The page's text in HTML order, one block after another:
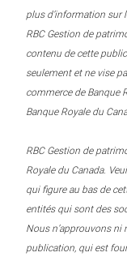
plus d’information sur
RBC Gestion de
contenu de cette
seulement et ne vise
commerce de Banque
Banque Royale du
RBC Gestion de
Royale du Canada.
qui figure au bas de
entités qui sont des
Nous n’approuvons ni
publication, qui est